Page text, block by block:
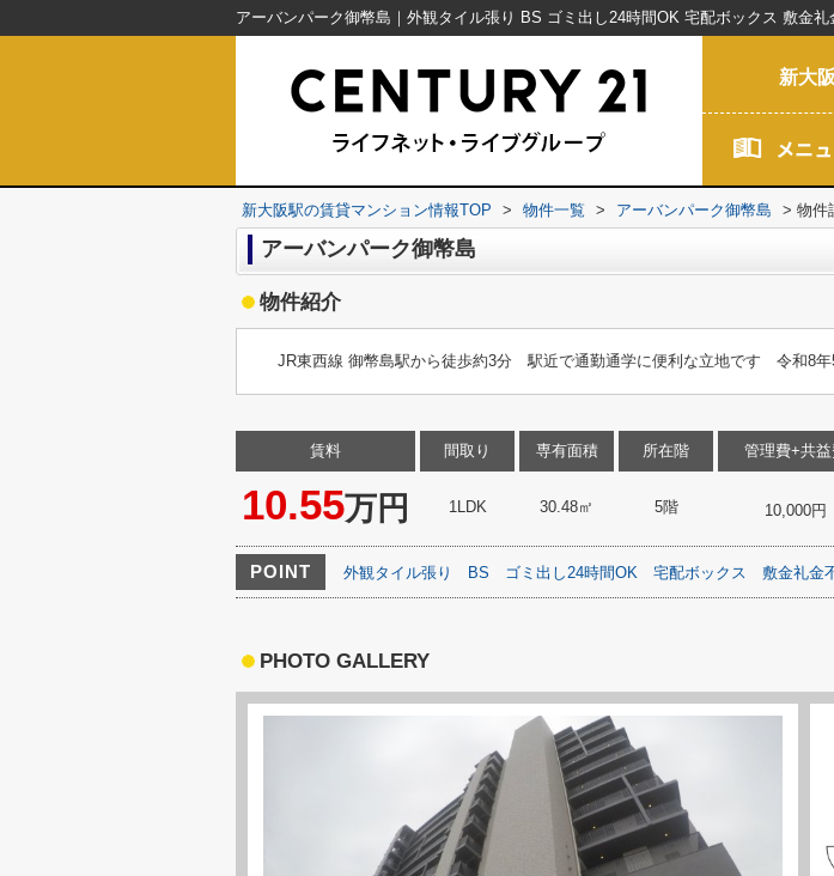
新大
新大阪駅の賃貸マンション情報TOP > 物件一覧 > アーバンパーク御幣島 > 物件
アーバンパーク御幣島
物件紹介
JR東西線 御幣島駅から徒歩約3分 駅近で通勤通学に便利な立地です 令和8年
賃料
10.55万円
間取り
1LDK
専有面積
30.48㎡
所在階
5階
管理費+共
10,000円
POINT 外観タイル張り BS ゴミ出し24時間OK 宅配ボックス 敷金礼金
PHOTO GALLERY